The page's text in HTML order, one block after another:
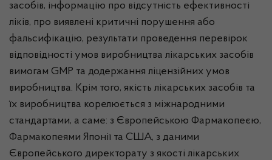
засобів, інформацію про відсутність ефективності
ліків, про виявлені критичні порушення або
фальсифікацію, результати проведення перевірок
відповідності умов виробництва лікарських засобів
вимогам GMP та додержання ліцензійних умов
виробництва. Крім того, якість лікарських засобів та
їх виробництва корелюється з міжнародними
стандартами, а саме: з Європейською Фармакопеєю,
Фармакопеями Японії та США, з даними
Європейського директорату з якості лікарських